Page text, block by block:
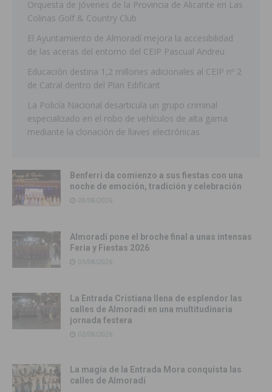
Orquesta de Jóvenes de la Provincia de Alicante en Las
Colinas Golf & Country Club
El Ayuntamiento de Almoradí mejora la accesibilidad
de las aceras del entorno del CEIP Pascual Andreu
Educación destina 1,2 millones adicionales al CEIP nº 2
de Catral dentro del Plan Edificant
La Policía Nacional desarticula un grupo criminal
especializado en el robo de vehículos de alta gama
mediante la clonación de llaves electrónicas
Benferri da comienzo a sus fiestas con una
noche de emoción, tradición y celebración
08/08/2026
Almoradí pone el broche final a unas intensas
Feria y Fiestas 2026
03/08/2026
La Entrada Cristiana llena de esplendor las
calles de Almoradí en una multitudinaria
jornada festera
02/08/2026
La magia de la Entrada Mora conquista las
calles de Almoradí